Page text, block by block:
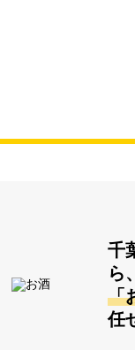
千
ら、
「
任